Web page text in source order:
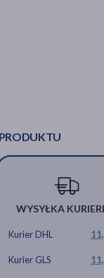
WYSYŁKA
Kurier DHL
Kurier GLS